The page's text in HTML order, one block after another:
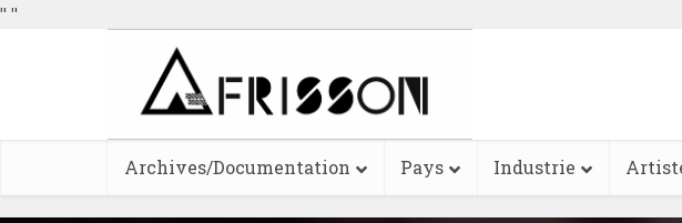
" "
Archives/Documentation Pays Industrie